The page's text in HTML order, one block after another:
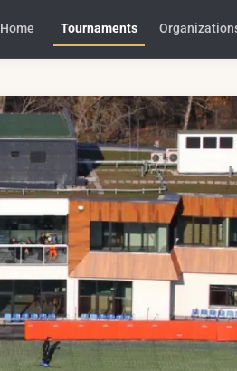
Home Tournaments